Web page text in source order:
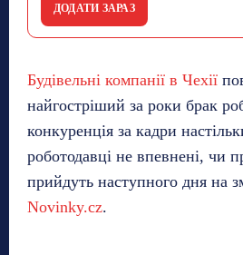
ДОДАТИ ЗАРАЗ
Будівельні компанії в Чехії
найгостріший за роки брак
конкуренція за кадри
роботодавці не впевнені, чи
прийдуть наступного дня на
Novinky.cz.